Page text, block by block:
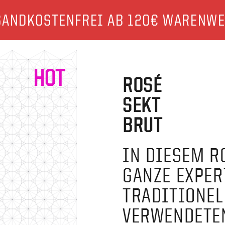
AB 120€
HOT
ROSÉ
SEKT
BRUT
IN DIESEM
GANZE